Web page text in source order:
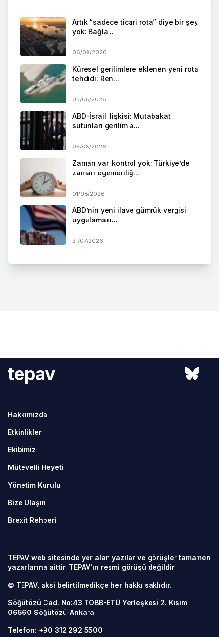
Artık “sadece ticari rota” diye bir şey
yok: Bağla...
06/08/2026
Küresel gerilimlere eklenen yeni rota
tehdidi: Ren...
05/08/2026
ABD-İsrail ilişkisi: Mutabakat
sütunları gerilim a...
05/08/2026
Zaman var, kontrol yok: Türkiye’de
zaman egemenliğ...
01/08/2026
ABD’nin yeni ilave gümrük vergisi
uygulaması...
31/07/2026
tepav
Hakkımızda
Etkinlikler
Ekibimiz
Mütevelli Heyeti
Yönetim Kurulu
Bize Ulaşın
Brexit Rehberi
TEPAV web sitesinde yer alan yazılar ve görüşler tamamen
yazarlarına aittir. TEPAV'ın resmi görüşü değildir.
© TEPAV, aksi belirtilmedikçe her hakkı saklıdır.
Söğütözü Cad. No:43 TOBB-ETÜ Yerleşkesi 2. Kısım
06560 Söğütözü-Ankara
Telefon: +90 312 292 5500